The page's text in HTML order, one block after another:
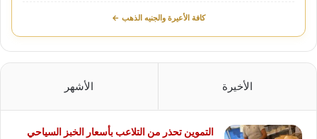
كافة الأعيرة والجنيه الذهب ←
الأخيرة الأشهر
التموين تحذر من التلاعب بأسعار الخبز السياحي